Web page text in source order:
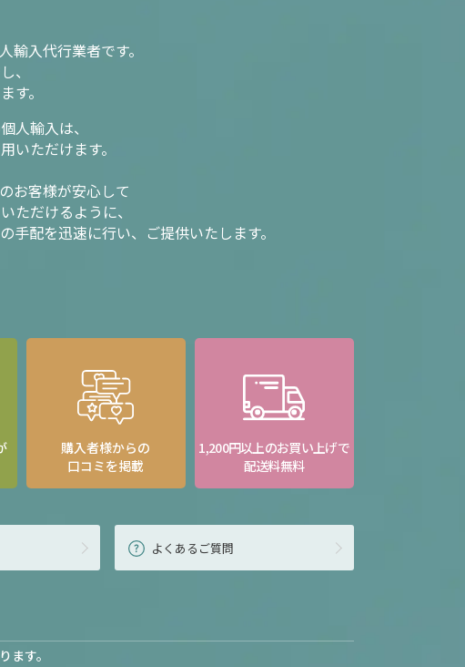
輸入代行業者です。
、
す。
人輸入は、
いただけます。
お客様が安心して
ただけるように、
手配を迅速に行い、ご提供いたします。
購入者様からの
口コミを掲載
1,200円以上のお買い上げで
配送料無料
よくあるご質問
す。